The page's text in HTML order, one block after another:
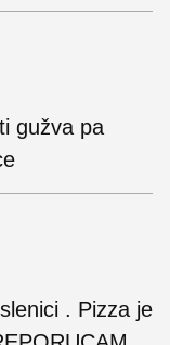
gužva pa
. Pizza je